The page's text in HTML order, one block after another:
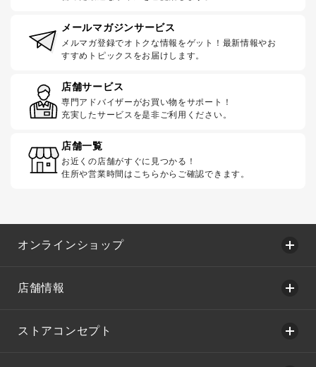
メールマガジンサービス
メルマガ登録でオトクな情報をゲット！最新情報やお
すすめトピックスをお届けします。
店舗サービス
専門アドバイザーがお買い物をサポート！
充実したサービスを是非ご利用ください。
店舗一覧
お近くの店舗がすぐに見つかる！
住所や営業時間はこちらからご確認できます。
オンラインショップ
店舗情報
ストアコンセプト